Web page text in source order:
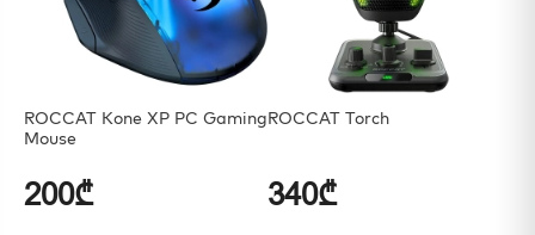
ROCCAT Kone XP PC Gaming
Mouse
200₾
ROCCAT Torch
340₾